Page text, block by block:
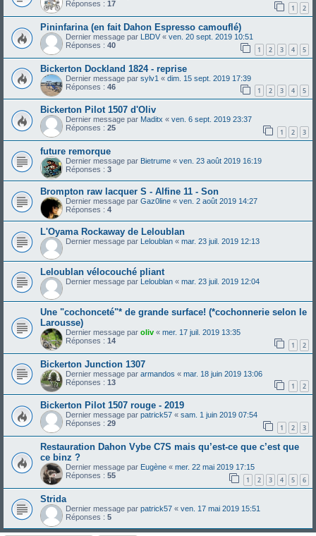
Réponses : 17 1 2
Pininfarina (en fait Dahon Espresso camouflé)
Dernier message par LBDV « ven. 20 sept. 2019 10:51
Réponses : 40 1 2 3 4 5
Bickerton Dockland 1824 - reprise
Dernier message par sylv1 « dim. 15 sept. 2019 17:39
Réponses : 46 1 2 3 4 5
Bickerton Pilot 1507 d'Oliv
Dernier message par Maditx « ven. 6 sept. 2019 23:37
Réponses : 25 1 2 3
future remorque
Dernier message par Bietrume « ven. 23 août 2019 16:19
Réponses : 3
Brompton raw lacquer S - Alfine 11 - Son
Dernier message par Gaz0line « ven. 2 août 2019 14:27
Réponses : 4
L'Oyama Rockaway de Leloublan
Dernier message par Leloublan « mar. 23 juil. 2019 12:13
Leloublan vélocouché pliant
Dernier message par Leloublan « mar. 23 juil. 2019 12:04
Une "cochonceté"* de grande surface! (*cochonnerie selon le
Larousse)
Dernier message par oliv « mer. 17 juil. 2019 13:35
Réponses : 14 1 2
Bickerton Junction 1307
Dernier message par armandos « mar. 18 juin 2019 13:06
Réponses : 13 1 2
Bickerton Pilot 1507 rouge - 2019
Dernier message par patrick57 « sam. 1 juin 2019 07:54
Réponses : 29 1 2 3
Restauration Dahon Vybe C7S mais qu’est-ce que c’est que
ce binz ?
Dernier message par Eugène « mer. 22 mai 2019 17:15
Réponses : 55 1 2 3 4 5 6
Strida
Dernier message par patrick57 « ven. 17 mai 2019 15:51
Réponses : 5